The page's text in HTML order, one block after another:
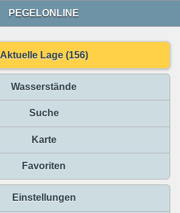
PEGELONLINE
Aktuelle Lage (156)
Wasserstände
Suche
Karte
Favoriten
Einstellungen